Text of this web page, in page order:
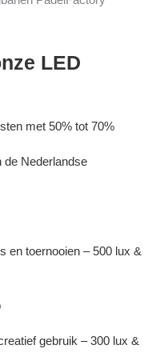
LED
met 50% tot 70%
de Nederlandse
en toernooien – 500 lux &
gebruik – 300 lux &